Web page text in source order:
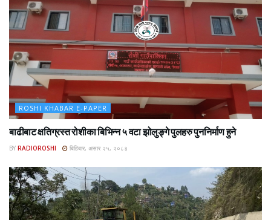
ROSHI KHABAR E-PAPER
बाढीबाट क्षतिग्रस्त रोशीका बिभिन्न ५ वटा झोलुङ्गे पुलहरु पुननिर्माण हुने
BY RADIOROSHI बिहिबार, असार २५, २०८३